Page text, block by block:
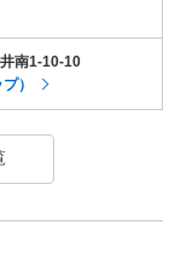
南1-10-10
）